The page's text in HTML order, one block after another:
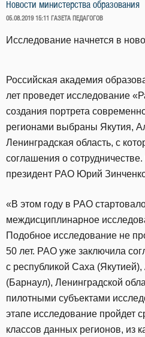
Новости министерства образования
ОПУБЛИКОВАНО
05.08.2019 15:11 ГАЗЕТА ПЕДАГОГОВ
Исследование начнется в
Российская академия
лет проведет исследование
создания портрета
регионами выбраны Якутия,
Ленинградская область, с
соглашения о
президент РАО Юрий
«В этом году в РАО
междисциплинарное
Подобное исследование не
50 лет. РАО уже заключила
с республикой Саха
(Барнаул), Ленинградской
пилотными субъектами
этапе исследование пройдет
классов данных регионов, из